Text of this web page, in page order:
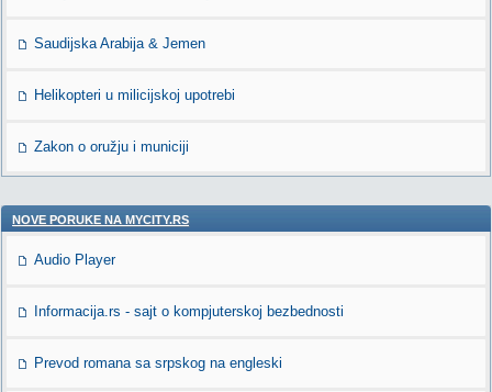
Saudijska Arabija & Jemen
Helikopteri u milicijskoj upotrebi
Zakon o oružju i municiji
NOVE PORUKE NA MYCITY.RS
Audio Player
Informacija.rs - sajt o kompjuterskoj bezbednosti
Prevod romana sa srpskog na engleski